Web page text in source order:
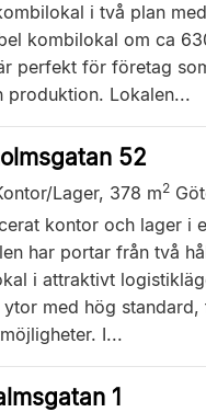
i två plan
kombilokal om ca
perfekt för företag
produktion. Lokalen...
52
Lager, 378 m2
kontor och lager i
har portar från två
i attraktivt
ytor med hög
I...
1